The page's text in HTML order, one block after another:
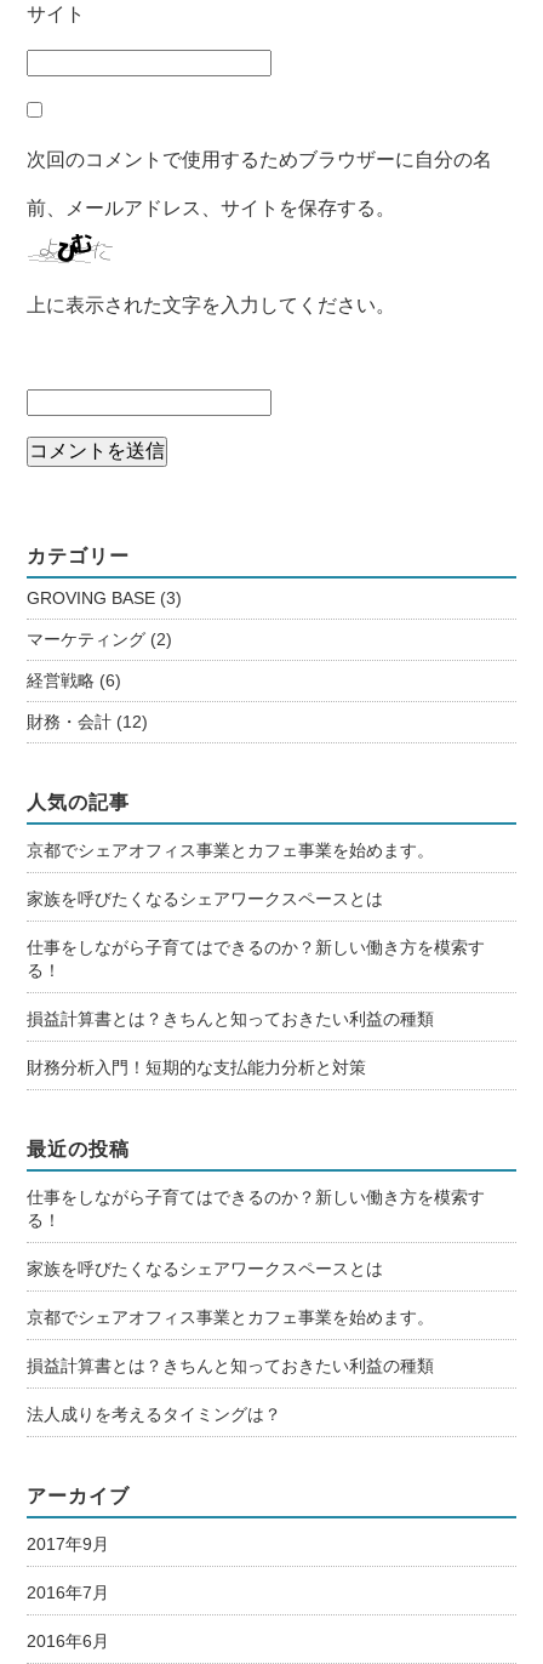
サイト
次回のコメントで使用するためブラウザーに自分の名
前、メールアドレス、サイトを保存する。
上に表示された文字を入力してください。
カテゴリー
GROVING BASE (3)
マーケティング (2)
経営戦略 (6)
財務・会計 (12)
人気の記事
京都でシェアオフィス事業とカフェ事業を始めます。
家族を呼びたくなるシェアワークスペースとは
仕事をしながら子育てはできるのか？新しい働き方を模索す
る！
損益計算書とは？きちんと知っておきたい利益の種類
財務分析入門！短期的な支払能力分析と対策
最近の投稿
仕事をしながら子育てはできるのか？新しい働き方を模索す
る！
家族を呼びたくなるシェアワークスペースとは
京都でシェアオフィス事業とカフェ事業を始めます。
損益計算書とは？きちんと知っておきたい利益の種類
法人成りを考えるタイミングは？
アーカイブ
2017年9月
2016年7月
2016年6月